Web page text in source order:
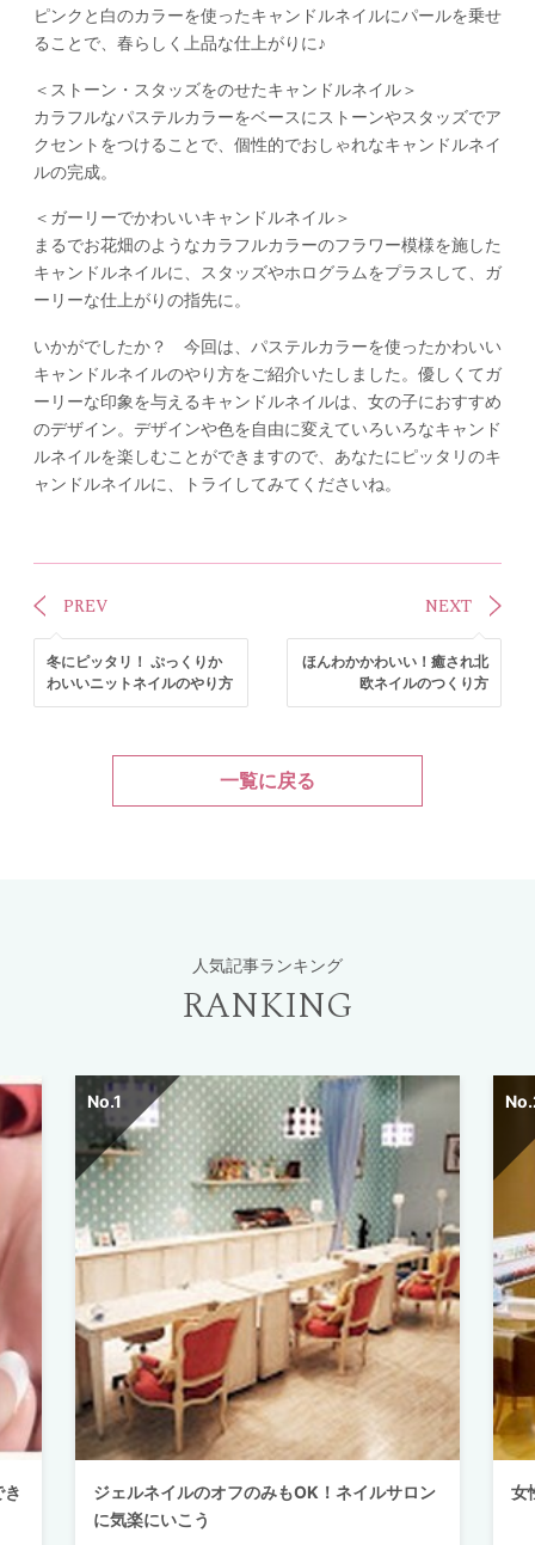
ピンクと白のカラーを使ったキャンドルネイルにパールを乗せ
ることで、春らしく上品な仕上がりに♪
＜ストーン・スタッズをのせたキャンドルネイル＞
カラフルなパステルカラーをベースにストーンやスタッズでア
クセントをつけることで、個性的でおしゃれなキャンドルネイ
ルの完成。
＜ガーリーでかわいいキャンドルネイル＞
まるでお花畑のようなカラフルカラーのフラワー模様を施した
キャンドルネイルに、スタッズやホログラムをプラスして、ガ
ーリーな仕上がりの指先に。
いかがでしたか？ 今回は、パステルカラーを使ったかわいい
キャンドルネイルのやり方をご紹介いたしました。優しくてガ
ーリーな印象を与えるキャンドルネイルは、女の子におすすめ
のデザイン。デザインや色を自由に変えていろいろなキャンド
ルネイルを楽しむことができますので、あなたにピッタリのキ
ャンドルネイルに、トライしてみてくださいね。
PREV
冬にピッタリ！ ぷっくりか
わいいニットネイルのやり方
NEXT
ほんわかかわいい！癒され北
欧ネイルのつくり方
一覧に戻る
人気記事ランキング
RANKING
ジェルネイルのオフのみもOK！ネイルサロン
に気楽にいこう
女